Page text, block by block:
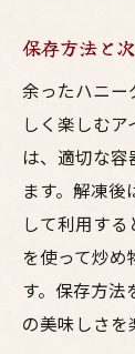
保存方法と
余ったハニー
しく楽しむ
は、適切な容
ます。解凍
して利用す
を使って炒め
す。保存方
の美味しさを